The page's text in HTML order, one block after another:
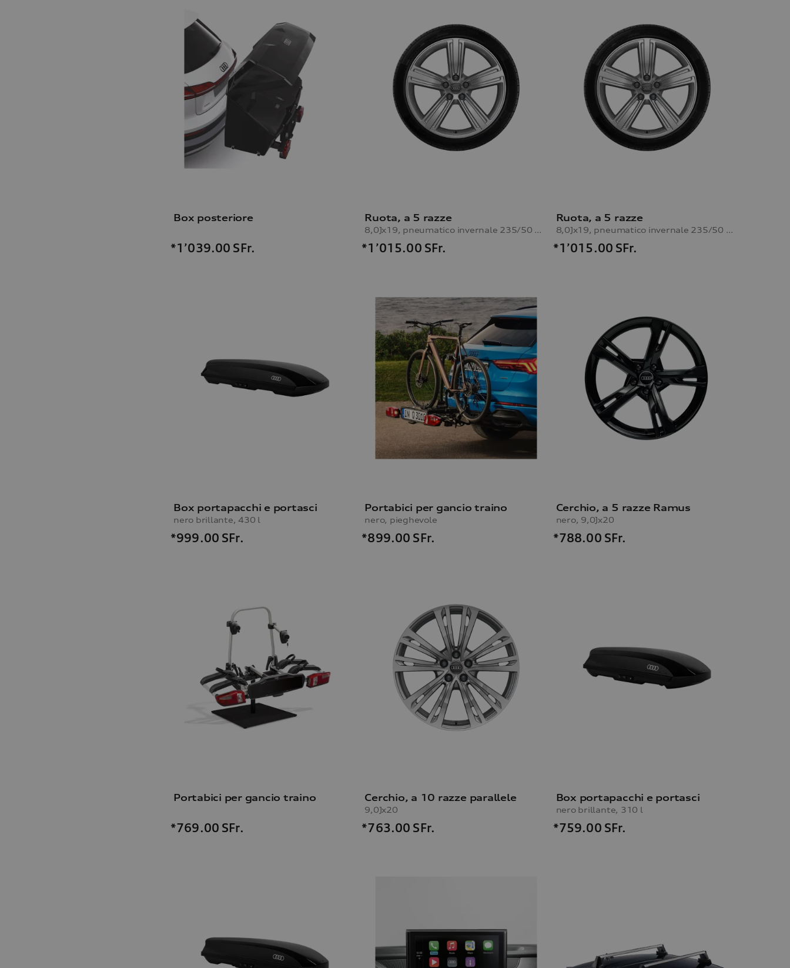
Box posteriore
*1’039.00 SFr.
Ruota, a 5 razze
8,0Jx19, pneumatico invernale 235/50 R19 103H XL, destro
*1’015.00 SFr.
Ruota, a 5 razze
8,0Jx19, pneumatico invernale 235/50 R19 103H XL, sinistro
*1’015.00 SFr.
Box portapacchi e portasci
nero brillante, 430 l
*999.00 SFr.
Portabici per gancio traino
nero, pieghevole
*899.00 SFr.
Cerchio, a 5 razze Ramus
nero, 9,0Jx20
*788.00 SFr.
Portabici per gancio traino
*769.00 SFr.
Cerchio, a 10 razze parallele
9,0Jx20
*763.00 SFr.
Box portapacchi e portasci
nero brillante, 310 l
*759.00 SFr.